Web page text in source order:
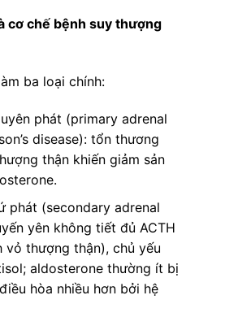
cơ chế bệnh suy thượng
ba loại chính:
phát (primary adrenal
disease): tổn thương
thận khiến giảm sản
phát (secondary adrenal
yên không tiết đủ ACTH
vỏ thượng thận), chủ yếu
aldosterone thường ít bị
hòa nhiều hơn bởi hệ